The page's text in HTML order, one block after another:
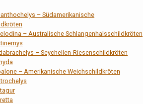
– Südamerikanische
– Australische Schlangenhalsschildkröten
– Seychellen-Riesenschildkröten
– Amerikanische Weichschildkröten